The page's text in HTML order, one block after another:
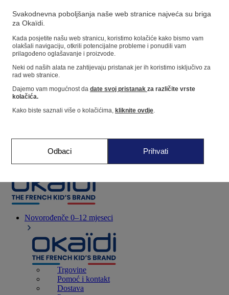
Naši prijedlozi
Predloženi proizvodi
Pogledajte sve proizvode
Dućan
Novorođenče 0–12 mjeseci
Trgovine
Pomoć i kontakt
Dostava
Svakodnevna poboljšanja naše web stranice najveća su briga
za Okaïdi.
Kada posjetite našu web stranicu, koristimo kolačiće kako bismo vam
olakšali navigaciju, otkrili potencijalne probleme i ponudili vam
prilagođeno oglašavanje i proizvode.
Neki od naših alata ne zahtijevaju pristanak jer ih koristimo isključivo za
rad web stranice.
Dajemo vam mogućnost da date svoj pristanak za različite vrste
kolačića.
Kako biste saznali više o kolačićima, kliknite ovdje.
Odbaci Prihvati